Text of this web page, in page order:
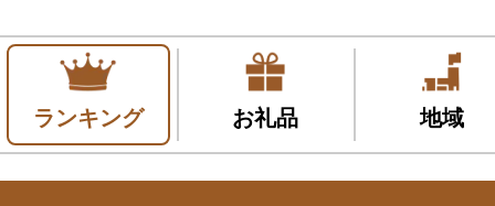
ランキング お礼品 地域